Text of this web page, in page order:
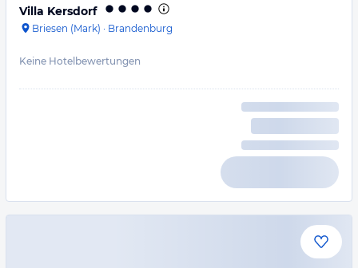
Villa Kersdorf
Briesen (Mark) · Brandenburg
Keine Hotelbewertungen